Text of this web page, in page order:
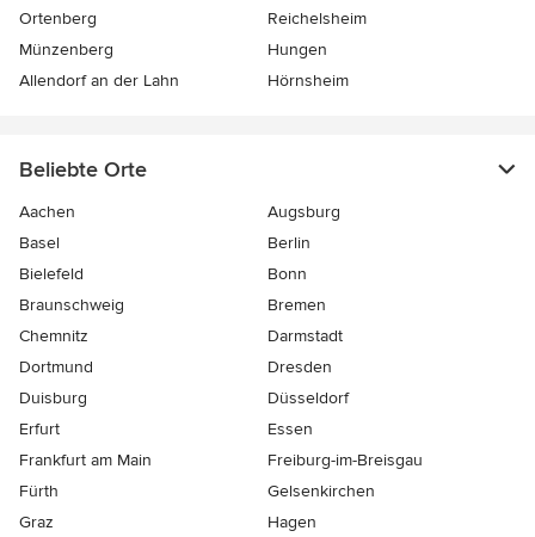
Ortenberg
Reichelsheim
Münzenberg
Hungen
Allendorf an der Lahn
Hörnsheim
Beliebte Orte
Aachen
Augsburg
Basel
Berlin
Bielefeld
Bonn
Braunschweig
Bremen
Chemnitz
Darmstadt
Dortmund
Dresden
Duisburg
Düsseldorf
Erfurt
Essen
Frankfurt am Main
Freiburg-im-Breisgau
Fürth
Gelsenkirchen
Graz
Hagen